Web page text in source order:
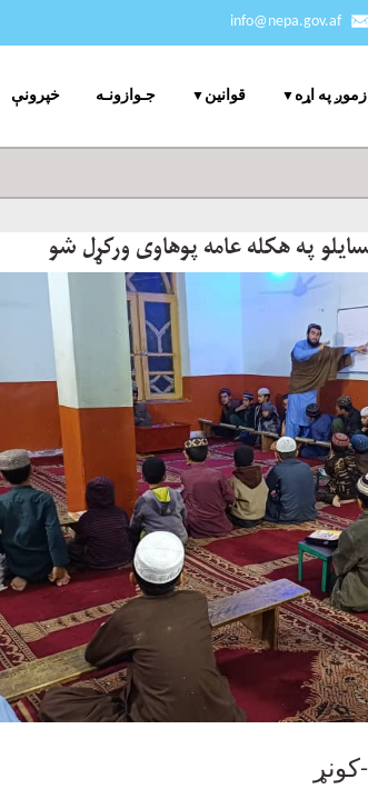
info@nepa.gov.af
خپرونې جـوازونـه قوانین زموږ په اړه
په هکله عامه پوهاوی ورکړل شو